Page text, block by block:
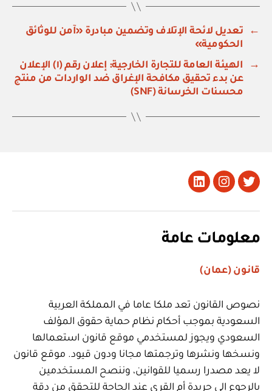
←
تعديل لائحة الإتلاف وتضمين مبادرة «آمن للوثائق
الحكومية»
→
الهيئة العامة للتجارة الخارجية: إعلان رقم (١) الإعلان
عن بدء تحقيق مكافحة الإغراق ضد الواردات من منتج
محسنات الخرسانة (SNF)
تويتر Instagram
LinkedIn
معلومات عامة
قانون (عمان)
نصوص القانون تعد ملكا عاما في المملكة العربية
السعودية بموجب أحكام نظام حماية حقوق المؤلف
السعودي ويجوز لمستخدمي موقع قانون استعمالها
ونسخها ونشرها وترجمتها مجانا ودون قيود. موقع قانون
لا يعد مصدرا رسميا للقوانين، وننصح المستخدمين
بالرجوع إلى جريدة أم القرى عند الحاجة للتحقق من دقة